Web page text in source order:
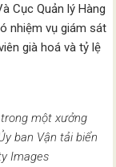
Cục Quản lý Hàng
nhiệm vụ giám sát
già hoá và tỷ lệ
một xưởng
ban Vận tải biển
Images